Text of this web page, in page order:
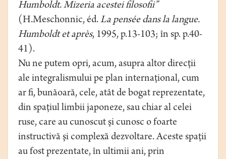
Humboldt. Mizeria acestei filosofii”
(H.Meschonnic, éd.La pensée dans la langue.
Humboldt et après, 1995, p.13-103; în sp. p.40-
41).
Nu ne putem opri, acum, asupra altor direcţii
ale integralismului pe plan internaţional, cum
ar fi, bunăoară, cele, atât de bogat reprezentate,
din spaţiul limbii japoneze, sau chiar al celei
ruse, care au cunoscut şi cunosc o foarte
instructivă şi complexă dezvoltare. Aceste spaţii
au fost prezentate, în ultimii ani, prin